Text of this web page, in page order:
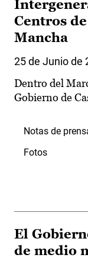
Centros
Mancha
25 de Junio de
Dentro del
Gobierno de
Notas de
Fotos
El
de medio